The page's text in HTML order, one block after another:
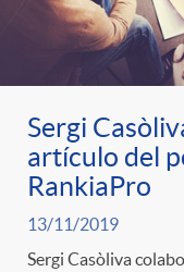
Sergi
artículo del
RankiaPro
13/11/2019
Sergi Casòliva